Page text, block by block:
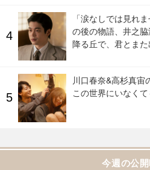
「涙なしでは見れ
の後の物語、井之
降る丘で、君とまた
川口春奈&高杉真
この世界にいなく
今週の公